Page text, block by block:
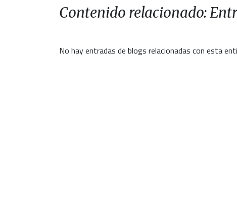
Contenido relacionado:
No hay entradas de blogs relacionadas con esta